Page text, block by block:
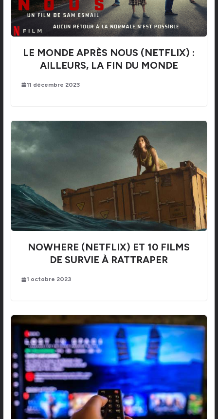
LE MONDE APRÈS NOUS (NETFLIX) :
AILLEURS, LA FIN DU MONDE
11 décembre 2023
NOWHERE (NETFLIX) ET 10 FILMS
DE SURVIE À RATTRAPER
1 octobre 2023